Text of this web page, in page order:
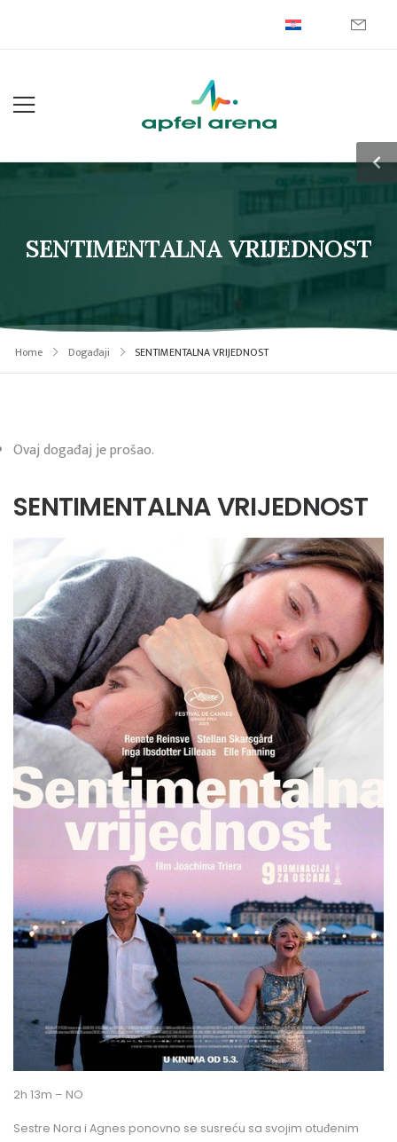
SENTIMENTALNA VRIJEDNOST
Home Događaji SENTIMENTALNA VRIJEDNOST
Ovaj događaj je prošao.
SENTIMENTALNA VRIJEDNOST
2h 13m – NO
Sestre Nora i Agnes ponovno se susreću sa svojim otuđenim